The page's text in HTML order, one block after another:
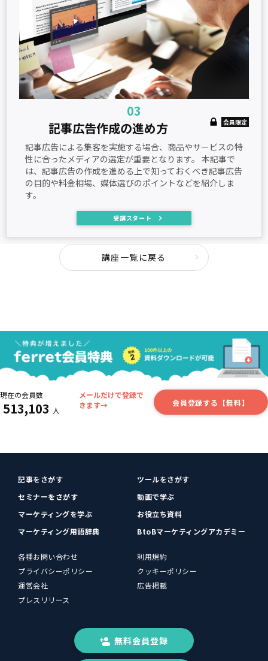
03
会員限定
記事広告作成の進め方
記事広告による集客を実施する場合、商品やサービスの特
性に合ったメディアの選定が重要となります。 本記事で
は、記事広告の作成を進める上で知っておくべき記事広告
の目的や料金相場、媒体選びのポイントなどを紹介しま
す。
受講スタート
講座一覧に戻る
現在の会員数
513,103 人
メールだけで登録で
きます→
会員登録する【無料】
記事をさがす
ツールをさがす
セミナーをさがす
動画で学ぶ
マーケティングを学ぶ
お役立ち資料
マーケティング用語辞典
BtoBマーケティングアカデミー
各種お問い合わせ
利用規約
プライバシーポリシー
クッキーポリシー
運営会社
広告掲載
プレスリリース
無料会員登録